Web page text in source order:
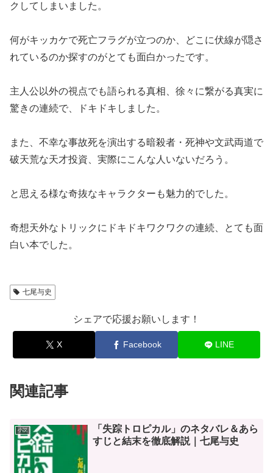
クしてしまいました。
何がキッカケで死亡フラグが立つのか、どこに伏線が隠さ
れているのか探すのがとても面白かったです。
主人公以外の視点でも語られる真相、徐々に繋がる真実に
驚きの連続で、ドキドキしました。
また、不幸な事故死を演出する暗殺者・死神や文武両道で
破天荒な天才投資、実際にこんな人いないだろう。
と思える様な奇抜なキャラクターも魅力的でした。
奇想天外なトリックにドキドキワクワクの連続、とても面
白い本でした。
七尾与史
シェアで応援お願いします！
X Facebook LINE
関連記事
小説
「失踪トロピカル」のネタバレ＆あら
すじと結末を徹底解説｜七尾与史